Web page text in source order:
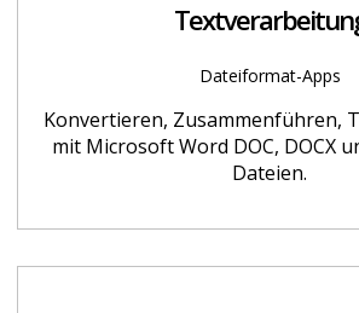
Dateiformat-Apps
Konvertieren, Zusammenführen,
mit Microsoft Word DOC, DOCX
Dateien.